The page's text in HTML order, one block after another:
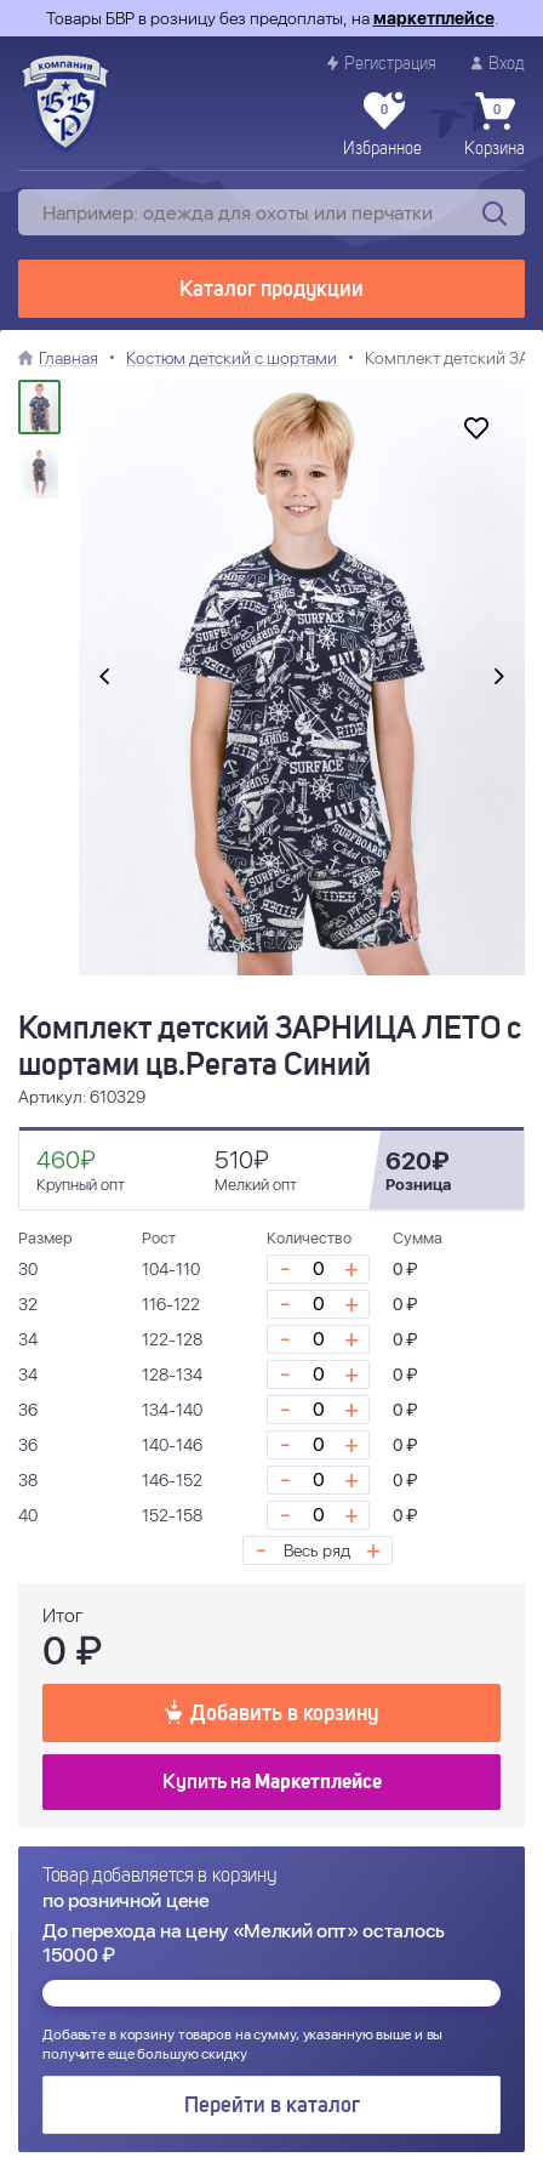
Товары БВР в розницу без предоплаты, намаркетплейсе.
Регистрация Вход
0
Избранное
0
Корзина
Каталог продукции
Главная Костюм детский с шортами Комплект детский
Комплект детский ЗАРНИЦА ЛЕТО с
шортами цв.Регата Синий
Артикул: 610329
460₽
Крупный опт
510₽
Мелкий опт
620₽
Розница
Размер Рост Количество Сумма
30 104-110 - +
0 ₽
32
116-122 - +
0 ₽
34
122-128 - +
0 ₽
34
128-134 - +
0 ₽
36
134-140 - +
0 ₽
36
140-146 - +
0 ₽
38
146-152 - +
0 ₽
40
152-158 - + 0 ₽
- Весь ряд +
Итог
0 ₽
Добавить в корзину
Купить на Маркетплейсе
Товар добавляется в корзину
по розничной цене
До перехода на цену «Мелкий опт» осталось
15000 ₽
Добавьте в корзину товаров на сумму, указанную выше и вы
получите еще большую скидку
Перейти в каталог